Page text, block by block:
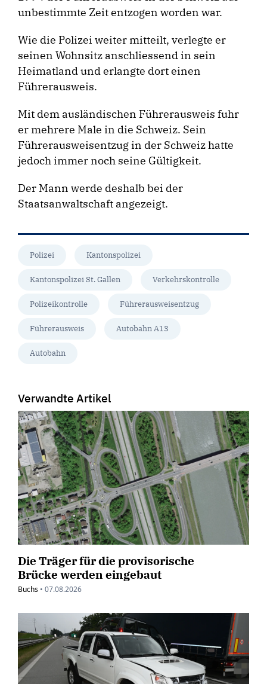
unbestimmte Zeit entzogen worden war.
Wie die Polizei weiter mitteilt, verlegte er
seinen Wohnsitz anschliessend in sein
Heimatland und erlangte dort einen
Führerausweis.
Mit dem ausländischen Führerausweis fuhr
er mehrere Male in die Schweiz. Sein
Führerausweisentzug in der Schweiz hatte
jedoch immer noch seine Gültigkeit.
Der Mann werde deshalb bei der
Staatsanwaltschaft angezeigt.
Polizei Kantonspolizei
Kantonspolizei St. Gallen Verkehrskontrolle
Polizeikontrolle Führerausweisentzug
Führerausweis Autobahn A13
Autobahn
Verwandte Artikel
Die Träger für die provisorische
Brücke werden eingebaut
Buchs • 07.08.2026